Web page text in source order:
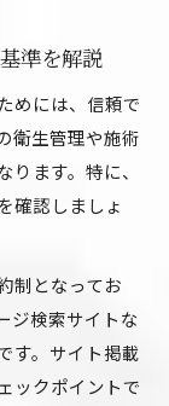
準を解説
めには、信頼で
衛生管理や施術
ます。特に、
確認しましょ
制となってお
ジ検索サイトな
す。サイト掲載
ックポイントで